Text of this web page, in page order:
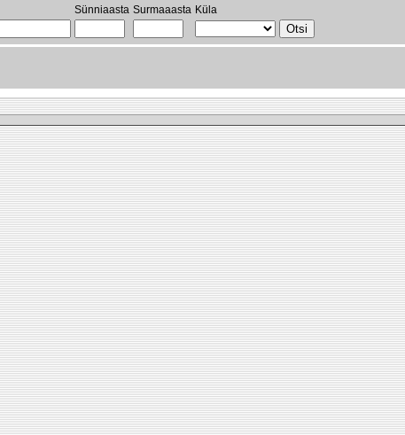
Sünniaasta Surmaaasta Küla